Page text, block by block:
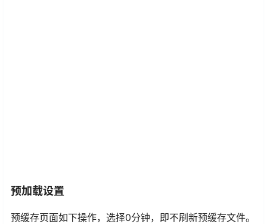
预加载设置
预缓存页面如下操作，选择0分钟，即不刷新预缓存文件。